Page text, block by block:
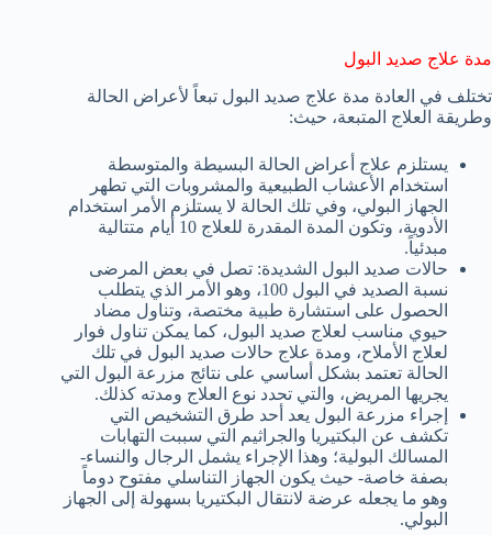
مدة علاج صديد البول
تختلف في العادة مدة علاج صديد البول تبعاً لأعراض الحالة
وطريقة العلاج المتبعة، حيث:
يستلزم علاج أعراض الحالة البسيطة والمتوسطة
استخدام الأعشاب الطبيعية والمشروبات التي تطهر
الجهاز البولي، وفي تلك الحالة لا يستلزم الأمر استخدام
الأدوية، وتكون المدة المقدرة للعلاج 10 أيام متتالية
مبدئياً.
حالات صديد البول الشديدة: تصل في بعض المرضى
نسبة الصديد في البول 100، وهو الأمر الذي يتطلب
الحصول على استشارة طبية مختصة، وتناول مضاد
حيوي مناسب لعلاج صديد البول، كما يمكن تناول فوار
لعلاج الأملاح، ومدة علاج حالات صديد البول في تلك
الحالة تعتمد بشكل أساسي على نتائج مزرعة البول التي
يجريها المريض، والتي تحدد نوع العلاج ومدته كذلك.
إجراء مزرعة البول يعد أحد طرق التشخيص التي
تكشف عن البكتيريا والجراثيم التي سببت التهابات
المسالك البولية؛ وهذا الإجراء يشمل الرجال والنساء-
بصفة خاصة- حيث يكون الجهاز التناسلي مفتوح دوماً
وهو ما يجعله عرضة لانتقال البكتيريا بسهولة إلى الجهاز
البولي.